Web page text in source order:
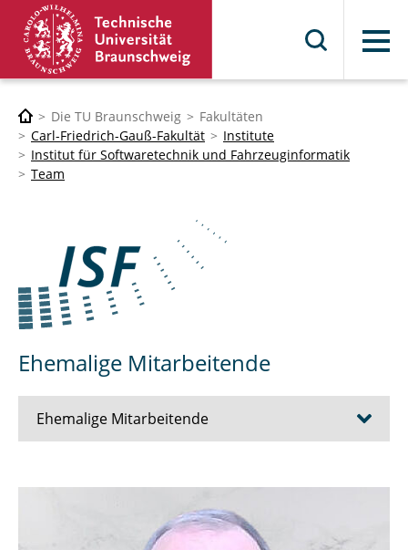
Menü
Die TU Braunschweig
Fakultäten
Carl-Friedrich-Gauß-Fakultät
Institute
Institut für Softwaretechnik und Fahrzeuginformatik
Team
Ehemalige Mitarbeitende
Ehemalige Mitarbeitende
Dr.-Ing. Lukas Birkemeyer